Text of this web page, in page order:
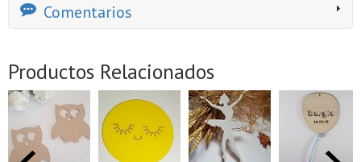
Comentarios
Productos Relacionados